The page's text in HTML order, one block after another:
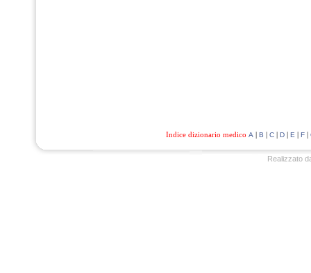
Indice dizionario medico A | B | C| D| E | F|
Realizzato